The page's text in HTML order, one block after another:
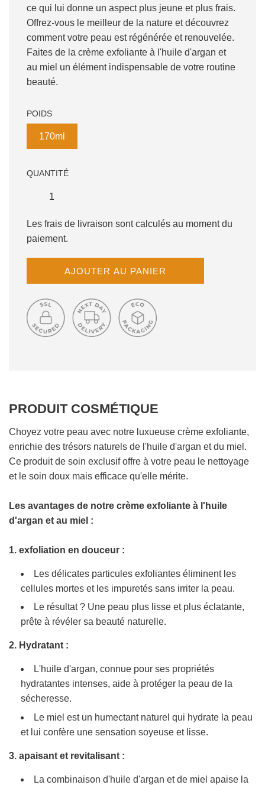
ce qui lui donne un aspect plus jeune et plus frais.
Offrez-vous le meilleur de la nature et découvrez
comment votre peau est régénérée et renouvelée.
Faites de la crème exfoliante à l'huile d'argan et
au miel un élément indispensable de votre routine
beauté.
POIDS
170ml
QUANTITÉ
Les frais de livraison sont calculés au moment du
paiement.
C
H
G
N
O
U
.
.
AJOUTER AU PANIER
PRODUIT COSMÉTIQUE
Choyez votre peau avec notre luxueuse crème exfoliante,
enrichie des trésors naturels de l'huile d'argan et du miel.
Ce produit de soin exclusif offre à votre peau le nettoyage
et le soin doux mais efficace qu'elle mérite.
Les avantages de notre crème exfoliante à l'huile
d'argan et au miel :
1. exfoliation en douceur :
Les délicates particules exfoliantes éliminent les
cellules mortes et les impuretés sans irriter la peau.
Le résultat ? Une peau plus lisse et plus éclatante,
prête à révéler sa beauté naturelle.
2. Hydratant :
L'huile d'argan, connue pour ses propriétés
hydratantes intenses, aide à protéger la peau de la
sécheresse.
Le miel est un humectant naturel qui hydrate la peau
et lui confère une sensation soyeuse et lisse.
3. apaisant et revitalisant :
La combinaison d'huile d'argan et de miel apaise la